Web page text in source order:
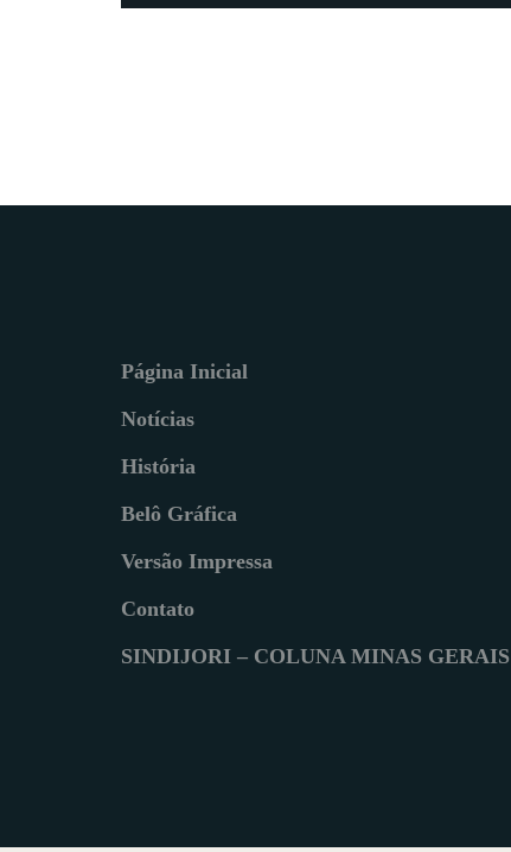
Página Inicial
Notícias
História
Belô Gráfica
Versão Impressa
Contato
SINDIJORI – COLUNA MINAS GERAIS